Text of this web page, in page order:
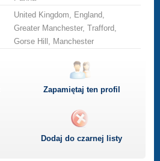
United Kingdom, England,
Greater Manchester, Trafford,
Gorse Hill, Manchester
Zapamiętaj ten profil
Dodaj do czarnej listy